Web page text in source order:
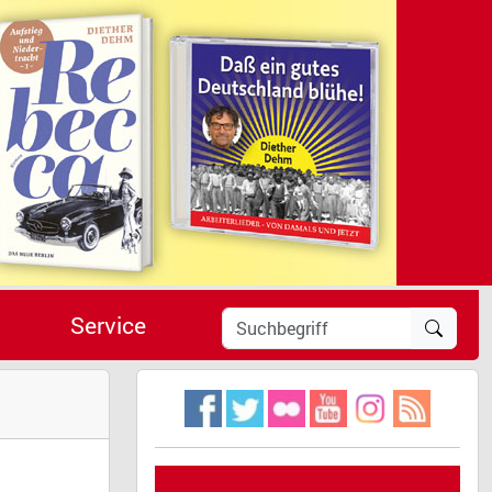
Service